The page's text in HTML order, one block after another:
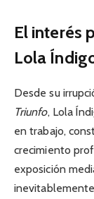
El interés
Lola
Desde su
Triunfo, Lola
en trabajo,
crecimiento
exposición